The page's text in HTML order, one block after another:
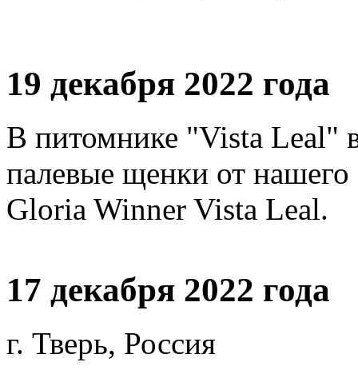
19 декабря 2022 года
В питомнике "Vista Leal"
палевые щенки от
Gloria Winner Vista Leal.
17 декабря 2022 года
г. Тверь, Россия